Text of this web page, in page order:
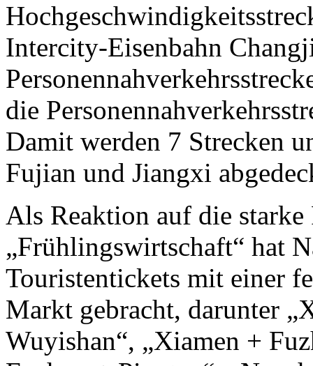
Intercity-Eisenbahn
die
Damit werden 7 Strecken
Fujian und Jiangxi
Als Reaktion auf die starke
„Frühlingswirtschaft“ hat
Touristentickets mit einer
Markt gebracht, darunter
Wuyishan“, „Xiamen +